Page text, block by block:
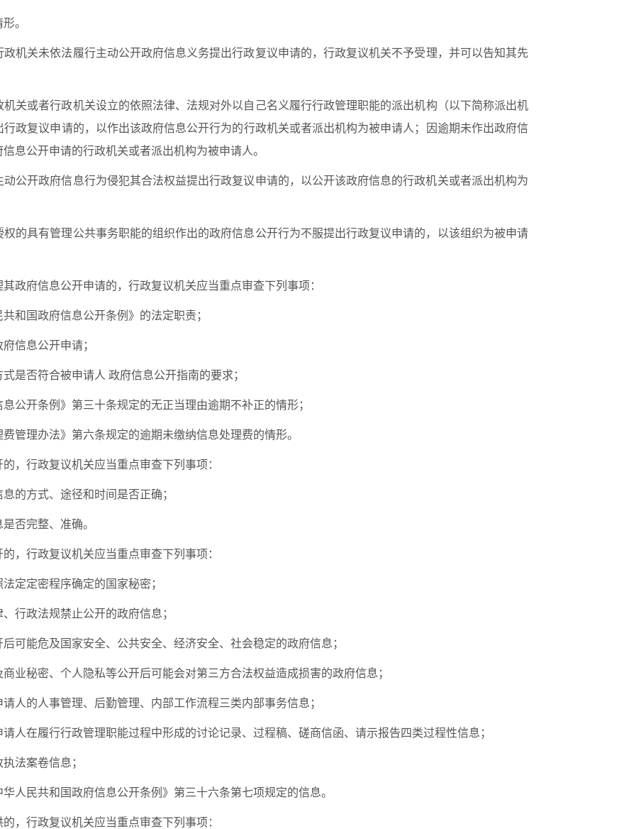
。
机关未依法履行主动公开政府信息义务提出行政复议申请的，行政复议机关不予受理，并可以告知其先
关或者行政机关设立的依照法律、法规对外以自己名义履行行政管理职能的派出机构（以下简称派出机
政复议申请的，以作出该政府信息公开行为的行政机关或者派出机构为被申请人；因逾期未作出政府信
息公开申请的行政机关或者派出机构为被申请人。
公开政府信息行为侵犯其合法权益提出行政复议申请的，以公开该政府信息的行政机关或者派出机构为
的具有管理公共事务职能的组织作出的政府信息公开行为不服提出行政复议申请的，以该组织为被申请
政府信息公开申请的，行政复议机关应当重点审查下列事项：
和国政府信息公开条例》的法定职责；
信息公开申请；
是否符合被申请人 政府信息公开指南的要求；
公开条例》第三十条规定的无正当理由逾期不补正的情形；
管理办法》第六条规定的逾期未缴纳信息处理费的情形。
，行政复议机关应当重点审查下列事项：
的方式、途径和时间是否正确；
否完整、准确。
，行政复议机关应当重点审查下列事项：
定定密程序确定的国家秘密；
行政法规禁止公开的政府信息；
可能危及国家安全、公共安全、经济安全、社会稳定的政府信息；
业秘密、个人隐私等公开后可能会对第三方合法权益造成损害的政府信息；
人的人事管理、后勤管理、内部工作流程三类内部事务信息；
人在履行行政管理职能过程中形成的讨论记录、过程稿、磋商信函、请示报告四类过程性信息；
法案卷信息；
人民共和国政府信息公开条例》第三十六条第七项规定的信息。
，行政复议机关应当重点审查下列事项：